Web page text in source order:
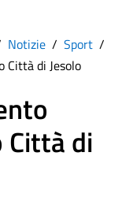
Notizie
Sport
Città di Jesolo
di